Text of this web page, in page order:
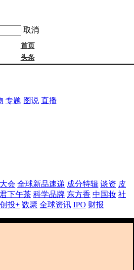
取消
首页
头条
成分
中国妆
实训营
创投+
专题 图说 直播
会 全球新品速递 成分特辑 谈资 皮
下午茶 科学品牌 东方香 中国妆 社
创投+ 数聚 全球资讯 IPO 财报